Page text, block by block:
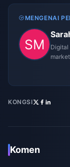
MENGENAI
Digital
KONGSI
Komen